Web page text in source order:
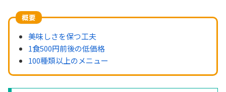
概要
美味しさを保つ工夫
1食500円前後の低価格
100種類以上のメニュー